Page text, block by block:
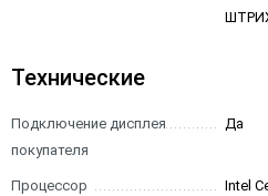
Технические
Подключение дисплея
покупателя
Да
Процессор Intel